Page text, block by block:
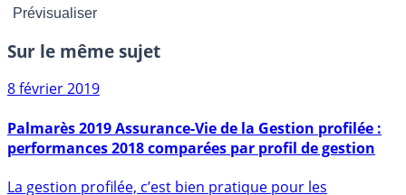
Sur le même sujet
8 février 2019
performances 2018 comparées par profil de gestion